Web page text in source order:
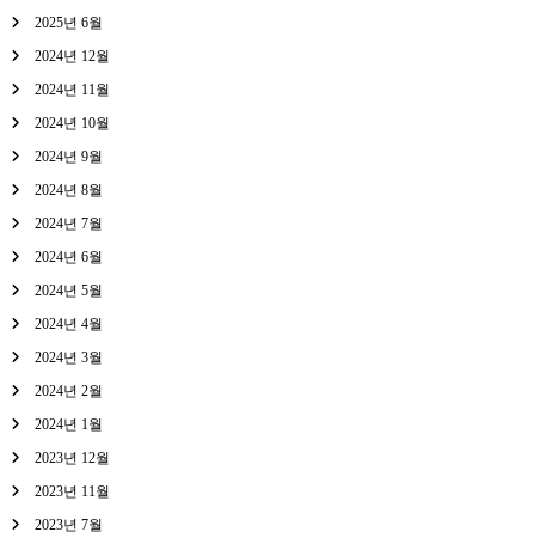
2025년 6월
2024년 12월
2024년 11월
2024년 10월
2024년 9월
2024년 8월
2024년 7월
2024년 6월
2024년 5월
2024년 4월
2024년 3월
2024년 2월
2024년 1월
2023년 12월
2023년 11월
2023년 7월